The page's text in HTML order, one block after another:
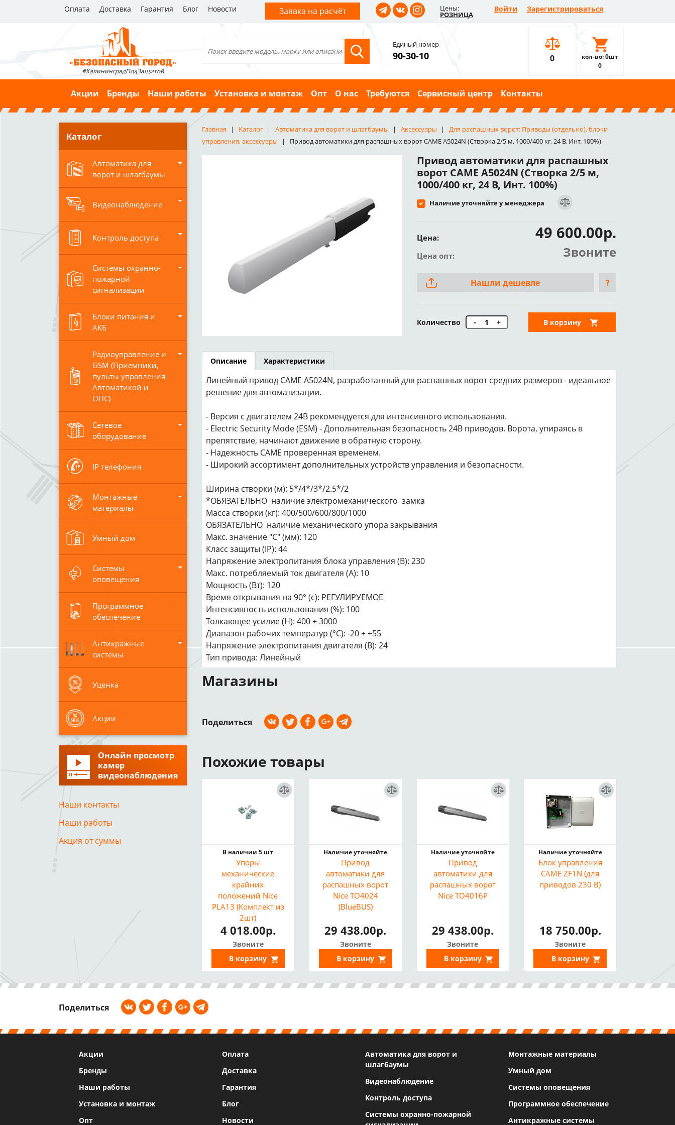
Оплата Доставка Гарантия Блог Новости Заявка на расчёт Цены:
РОЗНИЦА
Войти Зарегистрироваться
#КалининградПодЗащитой
Единый номер
90-30-10 0
кол-во: 0шт
0
Акции Бренды Наши работы Установка и монтаж Опт О нас Требуются Сервисный центр Контакты
Каталог
Автоматика для
ворот и шлагбаумы
Видеонаблюдение
Контроль доступа
Системы охранно-
пожарной
сигнализации
Блоки питания и
АКБ
Радиоуправление и
GSM (Приемники,
пульты управления
Автоматикой и
ОПС)
Сетевое
оборудование
IP телефония
Монтажные
материалы
Умный дом
Системы
оповещения
Программное
обеспечение
Антикражные
системы
Уценка
Акции
Онлайн просмотр
камер
видеонаблюдения
Наши контакты
Наши работы
Акция от суммы
Главная Каталог Автоматика для ворот и шлагбаумы Аксессуары
Для распашных ворот: Приводы (отдельно), блоки
управления, аксессуары
Привод автоматики для распашных ворот CAME A5024N (Створка 2/5 м, 1000/400 кг, 24 В, Инт. 100%)
Привод автоматики для распашных
ворот CAME A5024N (Створка 2/5 м,
1000/400 кг, 24 В, Инт. 100%)
Наличие уточняйте у менеджера
Цена: 49 600.00р.
Цена опт: Звоните
Нашли дешевле ?
Количество - + В корзину
Описание Характеристики
Линейный привод CAME A5024N, разработанный для распашных ворот средних размеров - идеальное
решение для автоматизации.
- Версия с двигателем 24В рекомендуется для интенсивного использования.
- Electric Security Mode (ESM) - Дополнительная безопасность 24В приводов. Ворота, упираясь в
препятствие, начинают движение в обратную сторону.
- Надежность САМЕ проверенная временем.
- Широкий ассортимент дополнительных устройств управления и безопасности.
Ширина створки (м): 5*/4*/3*/2.5*/2
*ОБЯЗАТЕЛЬНО наличие электромеханического замка
Масса створки (кг): 400/500/600/800/1000
ОБЯЗАТЕЛЬНО наличие механического упора закрывания
Макс. значение "С" (мм): 120
Класс защиты (IP): 44
Напряжение электропитания блока управления (В): 230
Макс. потребляемый ток двигателя (A): 10
Мощность (Вт): 120
Время открывания на 90° (с): РЕГУЛИРУЕМОЕ
Интенсивность использования (%): 100
Толкающее усилие (Н): 400 ÷ 3000
Диапазон рабочих температур (°C): -20 ÷ +55
Напряжение электропитания двигателя (В): 24
Тип привода: Линейный
Магазины
Поделиться
Похожие товары
В наличии 5 шт
Упоры
механические
крайних
положений Nice
PLA13 (Комплект из
2шт)
4 018.00р.
Звоните
В корзину
Наличие уточняйте
Привод
автоматики для
распашных ворот
Nice TO4024
(BlueBUS)
29 438.00р.
Звоните
В корзину
Наличие уточняйте
Привод
автоматики для
распашных ворот
Nice TO4016P
29 438.00р.
Звоните
В корзину
Наличие уточняйте
Блок управления
CAME ZF1N (для
приводов 230 В)
18 750.00р.
Звоните
В корзину
Поделиться
Акции
Бренды
Наши работы
Установка и монтаж
Опт
Оплата
Доставка
Гарантия
Блог
Новости
Автоматика для ворот и
шлагбаумы
Видеонаблюдение
Контроль доступа
Системы охранно-пожарной
Монтажные материалы
Умный дом
Системы оповещения
Программное обеспечение
Антикражные системы